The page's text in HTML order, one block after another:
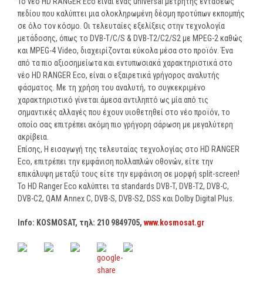
πεδίου που καλύπτει μια ολοκληρωμένη δέσμη προτύπων εκπομπής
σε όλο τον κόσμο. Οι τελευταίες εξελίξεις στην τεχνολογία
μετάδοσης, όπως το DVB-T/C/S & DVB-T2/C2/S2 με MPEG-2 καθώς
και MPEG-4 Video, διαχειρίζονται εύκολα μέσα στο προϊόν. Ένα
από τα πιο αξιοσημείωτα και εντυπωσιακά χαρακτηριστικά στο
νέο HD RANGER Eco, είναι ο εξαιρετικά γρήγορος αναλυτής
φάσματος. Με τη χρήση του αναλυτή, το συγκεκριμένο
χαρακτηριστικό γίνεται άμεσα αντιληπτό ως μία από τις
σημαντικές αλλαγές που έχουν υιοθετηθεί στο νέο προϊόν, το
οποίο σας επιτρέπει ακόμη πιο γρήγορη σάρωση με μεγαλύτερη
ακρίβεια.
Επίσης, Η εισαγωγή της τελευταίας τεχνολογίας στο HD RANGER
Eco, επιτρέπει την εμφάνιση πολλαπλών οθονών, είτε την
επικάλυψη μεταξύ τους είτε την εμφάνιση σε μορφή split-screen!
Το HD Ranger Eco καλύπτει τα standards DVB-T, DVB-T2, DVB-C,
DVB-C2, QAM Annex C, DVB-S, DVB-S2, DSS και Dolby Digital Plus.
Info: KOSMOSAT, τηλ: 210 9849705, www.kosmosat.gr